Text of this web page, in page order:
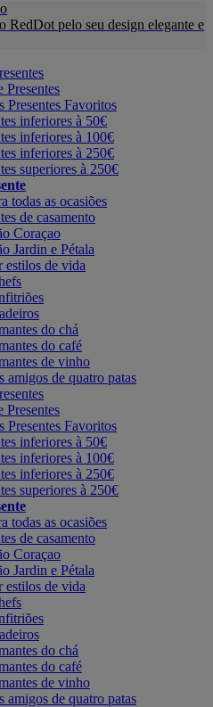
RedDot pelo seu design elegante e
Presentes
Presentes Favoritos
inferiores à 50€
inferiores à 100€
inferiores à 250€
superiores à 250€
todas as ocasiões
de casamento
Coraçao
Jardin e Pétala
estilos de vida
do chá
do café
de vinho
amigos de quatro patas
Presentes
Presentes Favoritos
inferiores à 50€
inferiores à 100€
inferiores à 250€
superiores à 250€
todas as ocasiões
de casamento
Coraçao
Jardin e Pétala
estilos de vida
do chá
do café
de vinho
amigos de quatro patas